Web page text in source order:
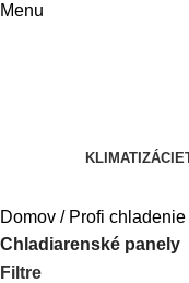
Menu
KLIMATIZÁCIE
Domov Profi chladenie
Chladiarenské panely
Filtre